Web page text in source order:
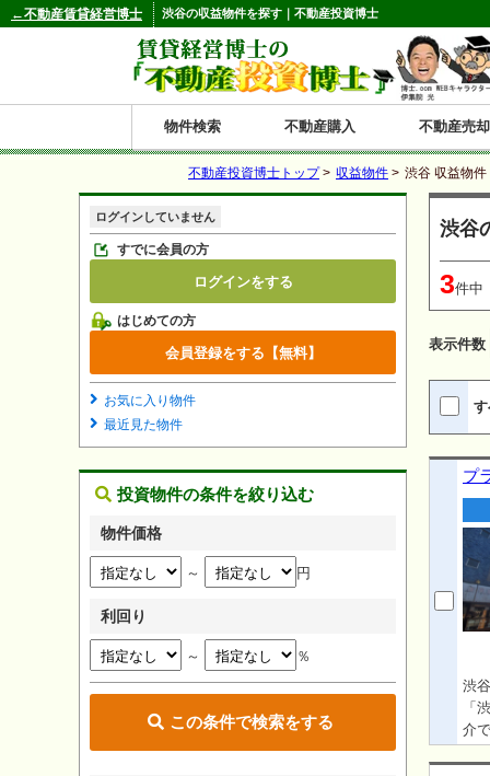
渋谷の収益物件を探す｜不動産投資博士
物件検索
北
海
道
東
北
青森
秋田
岩手
宮城
山形
福島
関
東
東京
埼玉
神奈川
千葉
茨城
栃木
群馬
信
州・
北
新潟
富山
石川
福井
長野
山梨
東
海
静岡
愛知
岐阜
三重
関
西
大阪
兵庫
京都
滋賀
奈良
和歌山
中
国・
四
鳥取
岡山
島根
広島
山口
香川
徳島
愛媛
高知
九
州
福岡
佐賀
長崎
熊本
大分
宮崎
鹿児島
沖縄
不動産購入 不動産売却
←不動産賃貸経営博士
不動産投資博士トップ> 収益物件 > 渋谷 収益物件
渋谷
3件中
表示件数
プ
渋
「
介
ログインしていません
すでに会員の方
ログインをする
はじめての方
会員登録をする【無料】
お気に入り物件
最近見た物件
投資物件の条件を絞り込む
物件価格
～ 円
利回り
～ ％
この条件で検索をする